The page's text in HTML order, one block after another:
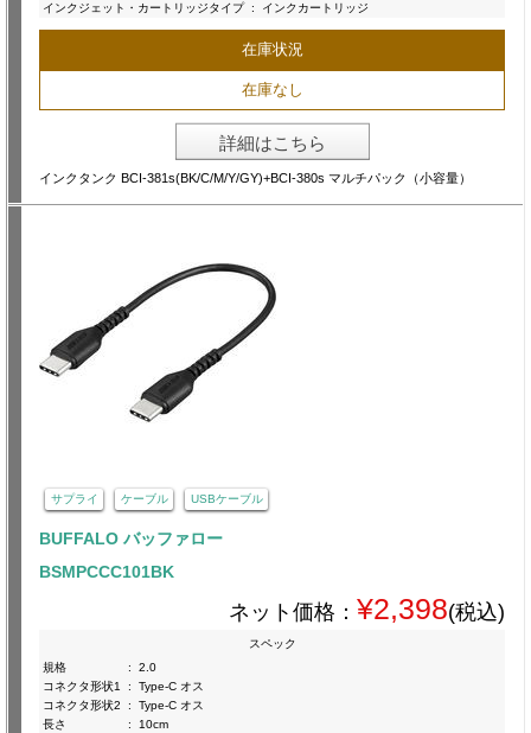
インクジェット・カートリッジタイプ : インクカートリッジ
在庫状況
在庫なし
詳細はこちら
インクタンク BCI-381s(BK/C/M/Y/GY)+BCI-380s マルチパック（小容量）
サプライ ケーブル USBケーブル
BUFFALO バッファロー
BSMPCCC101BK
ネット価格： ¥2,398(税込)
スペック
規格
:
2.0
コネクタ形状1
:
Type-C オス
コネクタ形状2
:
Type-C オス
長さ
: 10cm